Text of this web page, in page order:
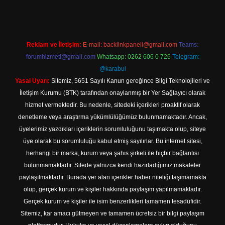
Reklam ve İletişim: E-mail: backlinkpaneli@gmail.com Teams:
forumhizmeti@gmail.com Whatsapp: 0262 606 0 726 Telegram:
@karabul
Yasal Uyarı: Sitemiz, 5651 Sayılı Kanun gereğince Bilgi Teknolojileri ve
İletişim Kurumu (BTK) tarafından onaylanmış bir Yer Sağlayıcı olarak
hizmet vermektedir. Bu nedenle, sitedeki içerikleri proaktif olarak
denetleme veya araştırma yükümlülüğümüz bulunmamaktadır. Ancak,
üyelerimiz yazdıkları içeriklerin sorumluluğunu taşımakta olup, siteye
üye olarak bu sorumluluğu kabul etmiş sayılırlar. Bu internet sitesi,
herhangi bir marka, kurum veya şahıs şirketi ile hiçbir bağlantısı
bulunmamaktadır. Sitede yalnızca kendi hazırladığımız makaleler
paylaşılmaktadır. Burada yer alan içerikler haber niteliği taşımamakta
olup, gerçek kurum ve kişiler hakkında paylaşım yapılmamaktadır.
Gerçek kurum ve kişiler ile isim benzerlikleri tamamen tesadüfidir.
Sitemiz, kar amacı gütmeyen ve tamamen ücretsiz bir bilgi paylaşım